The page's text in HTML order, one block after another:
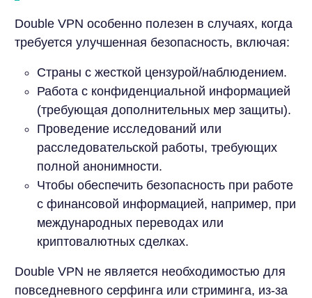
Double VPN особенно полезен в случаях, когда
требуется улучшенная безопасность, включая:
Страны с жесткой цензурой/наблюдением.
Работа с конфиденциальной информацией
(требующая дополнительных мер защиты).
Проведение исследований или
расследовательской работы, требующих
полной анонимности.
Чтобы обеспечить безопасность при работе
с финансовой информацией, например, при
международных переводах или
криптовалютных сделках.
Double VPN не является необходимостью для
повседневного серфинга или стриминга, из-за